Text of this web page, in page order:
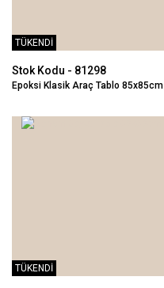
TÜKENDİ
Stok Kodu - 81298
Epoksi Klasik Araç Tablo 85x85cm
TÜKENDİ